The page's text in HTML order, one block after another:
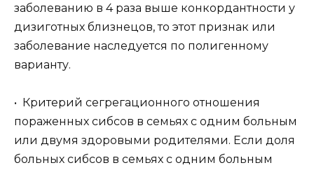
заболеванию в 4 раза выше конкордантности у
дизиготных близнецов, то этот признак или
заболевание наследуется по полигенному
варианту.
• Критерий сегрегационного отношения
пораженных сибсов в семьях с одним больным
или двумя здоровыми родителями. Если доля
больных сибсов в семьях с одним больным